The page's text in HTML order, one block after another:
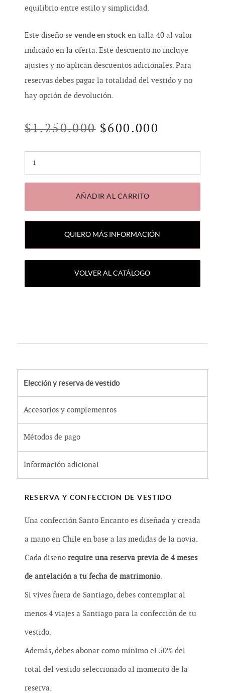
equilibrio entre estilo y simplicidad.
Este diseño se vende en stocken talla 40 al valor
indicado en la oferta. Este descuento no incluye
ajustes y no aplican descuentos adicionales. Para
reservas debes pagar la totalidad del vestido y no
hay opción de devolución.
$1.250.000 $600.000
Cantidad
AÑADIR AL CARRITO
QUIERO MÁS INFORMACIÓN
VOLVER AL CATÁLOGO
Elección y reserva de vestido
Accesorios y complementos
Métodos de pago
Información adicional
RESERVA Y CONFECCIÓN DE VESTIDO
Una confección Santo Encanto es diseñada y creada
a mano en Chile en base a las medidas de la novia.
Cada diseño require una reserva previa de 4 meses
de antelación a tu fecha de matrimonio.
Si vives fuera de Santiago, debes contemplar al
menos 4 viajes a Santiago para la confección de tu
vestido.
Además, debes abonar como mínimo el 50% del
total del vestido seleccionado al momento de la
reserva.